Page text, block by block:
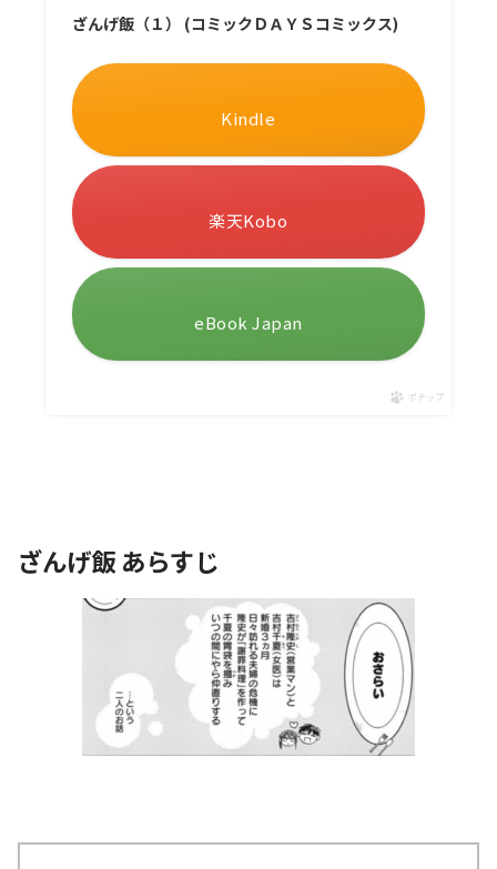
ざんげ飯（１） (コミックＤＡＹＳコミックス)
Kindle
楽天Kobo
eBook Japan
ポチップ
ざんげ飯 あらすじ